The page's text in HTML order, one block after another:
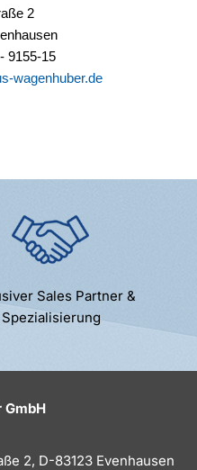
2
9155-15
wagenhuber.de
Sales Partner &
Spezialisierung
GmbH
2, D-83123 Evenhausen